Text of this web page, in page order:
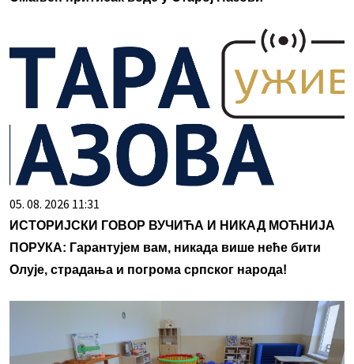
05. 08. 2026 11:31
ИСТОРИЈСКИ ГОВОР ВУЧИЋА И НИКАД МОЋНИЈА
ПОРУКА: Гарантујем вам, никада више неће бити
Олује, страдања и погрома српског народа!